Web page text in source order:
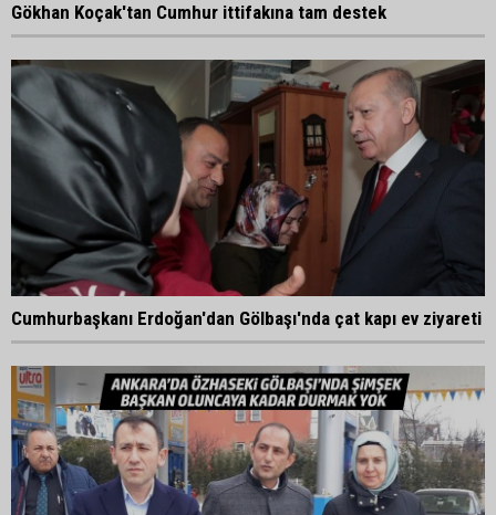
Gökhan Koçak'tan Cumhur ittifakına tam destek
Cumhurbaşkanı Erdoğan'dan Gölbaşı'nda çat kapı ev ziyareti